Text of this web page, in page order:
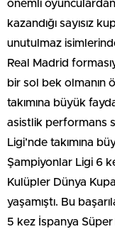
önemli
kazandığı sayısız
unutulmaz
Real Madrid
bir sol bek olmanın
takımına büyük
asistlik performans
Ligi’nde takımına
Şampiyonlar Ligi 6
Kulüpler Dünya
yaşamıştı. Bu
5 kez İspanya